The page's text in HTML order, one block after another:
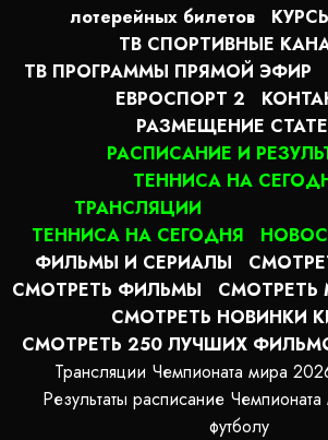
лотерейных билетов
ТВ СПОРТИВНЫЕ
ТВ ПРОГРАММЫ ПРЯМОЙ ЭФИР
ЕВРОСПОРТ 2
РАЗМЕЩЕНИЕ
РАСПИСАНИЕ И
ТЕННИСА НА
ТРАНСЛЯЦИИ
ТЕННИСА НА СЕГОДНЯ
ФИЛЬМЫ И СЕРИАЛЫ
СМОТРЕТЬ ФИЛЬМЫ
СМОТРЕТЬ
СМОТРЕТЬ НОВИНКИ
СМОТРЕТЬ 250 ЛУЧШИХ
Трансляции Чемпионата мира
Результаты расписание
футболу